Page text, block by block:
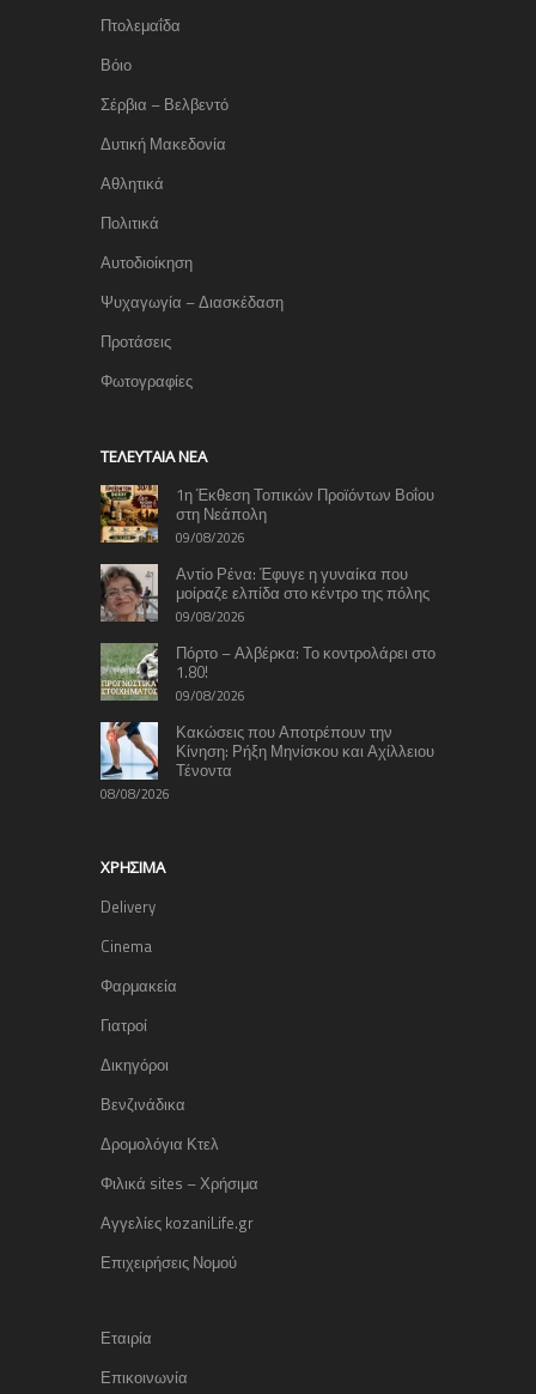
Πτολεμαΐδα
Βόιο
Σέρβια – Βελβεντό
Δυτική Μακεδονία
Αθλητικά
Πολιτικά
Αυτοδιοίκηση
Ψυχαγωγία – Διασκέδαση
Προτάσεις
Φωτογραφίες
TΕΛΕΥΤΑΊΑ ΝΈΑ
1η Έκθεση Τοπικών Προϊόντων Βοΐου
στη Νεάπολη
09/08/2026
Αντίο Ρένα: Έφυγε η γυναίκα που
μοίραζε ελπίδα στο κέντρο της πόλης
09/08/2026
Πόρτο – Αλβέρκα: Το κοντρολάρει στο
1.80!
09/08/2026
Κακώσεις που Αποτρέπουν την
Κίνηση: Ρήξη Μηνίσκου και Αχίλλειου
Τένοντα
08/08/2026
ΧΡΉΣΙΜΑ
Delivery
Cinema
Φαρμακεία
Γιατροί
Δικηγόροι
Βενζινάδικα
Δρομολόγια Κτελ
Φιλικά sites – Χρήσιμα
Αγγελίες kozaniLife.gr
Επιχειρήσεις Νομού
Εταιρία
Επικοινωνία